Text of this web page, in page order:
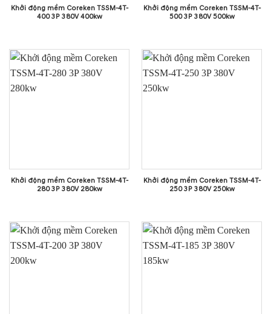
Khởi động mềm Coreken TSSM-4T-
400 3P 380V 400kw
Khởi động mềm Coreken TSSM-4T-
500 3P 380V 500kw
Khởi động mềm Coreken TSSM-4T-
280 3P 380V 280kw
Khởi động mềm Coreken TSSM-4T-
250 3P 380V 250kw